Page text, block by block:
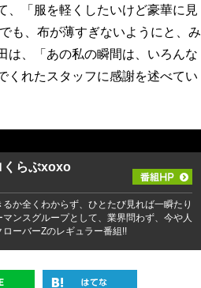
、「服を軽くしたいけど豪華に見
も、布が薄すぎないようにと、み
は、「あの私の瞬間は、いろんな
くれたスタッフに感謝を述べてい
くらぶxoxo
か全くわからず、ひとたび見れば一瞬たり
ンスグループとして、業界問わず、今や人
ーバーZのレギュラー番組!!